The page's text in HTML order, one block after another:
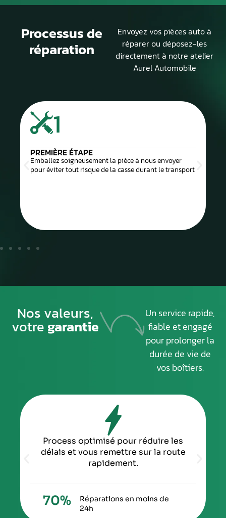
Processus de
réparation
Envoyez vos pièces auto à
réparer ou déposez-les
directement à notre atelier
Aurel Automobile
1
PREMIÈRE ÉTAPE
Emballez soigneusement la pièce à nous envoyer
pour éviter tout risque de la casse durant le transport
Nos valeurs,
votregarantie
Un service rapide,
fiable et engagé
pour prolonger la
durée de vie de
vos boîtiers.
Process optimisé pour réduire les
délais et vous remettre sur la route
rapidement.
Réparations en moins de
24h
70%